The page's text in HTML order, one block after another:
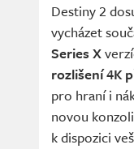
Destiny 2
vycházet
Series X
rozlišení 4K
pro hraní i
novou
k dispozici